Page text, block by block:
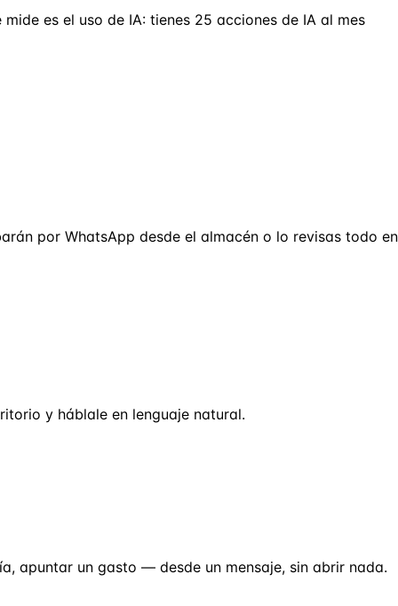
es el uso de IA: tienes 25 acciones de IA al mes
por WhatsApp desde el almacén o lo revisas todo en
y háblale en lenguaje natural.
apuntar un gasto — desde un mensaje, sin abrir nada.